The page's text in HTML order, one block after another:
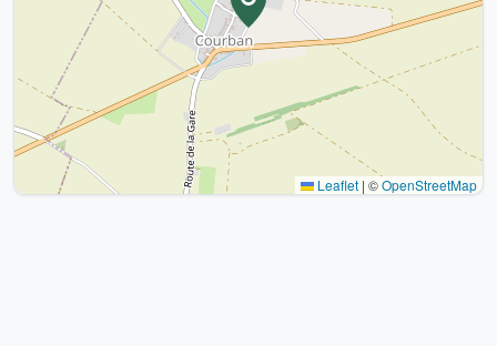
Leaflet | ©OpenStreetMap